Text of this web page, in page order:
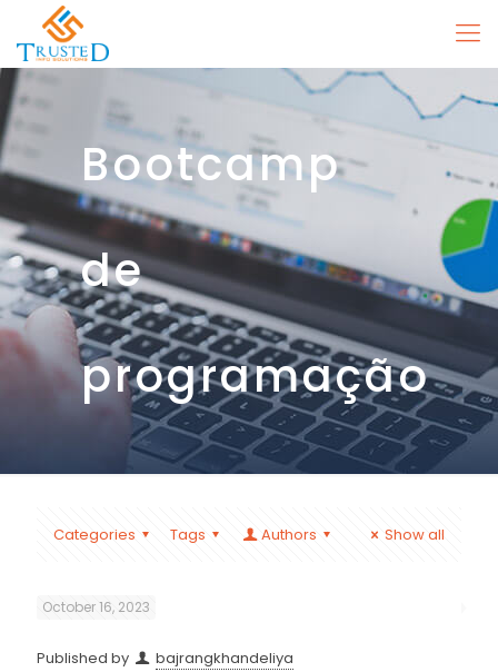
Bootcamp
de
programação
Categories Tags Authors Show all
October 16, 2023
Published by bajrangkhandeliya